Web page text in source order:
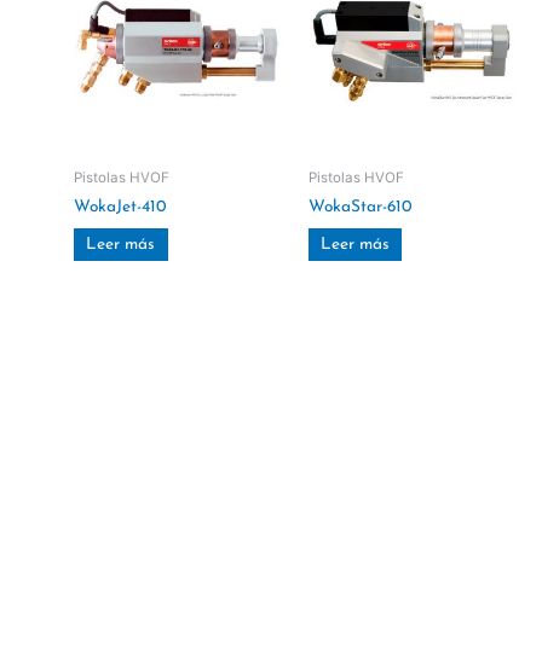
Pistolas HVOF
WokaJet-410
Leer más
Pistolas HVOF
WokaStar-610
Leer más